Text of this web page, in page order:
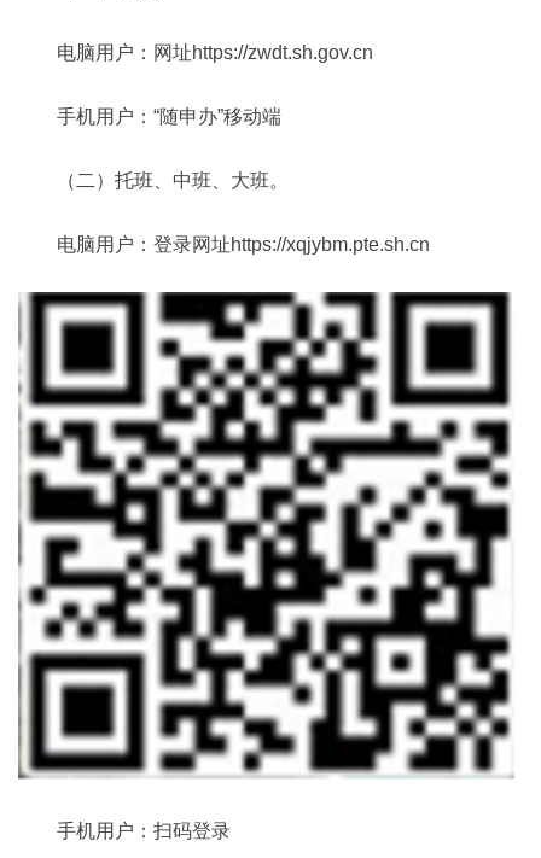
电脑用户：网址https://zwdt.sh.gov.cn
手机用户：“随申办”移动端
（二）托班、中班、大班。
电脑用户：登录网址https://xqjybm.pte.sh.cn
手机用户：扫码登录